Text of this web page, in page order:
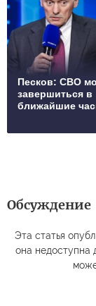
Песков: СВО
завершиться в
ближайшие
Обсуждение
Эта статья
она недоступна